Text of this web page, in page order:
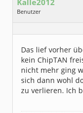
Kalle2012
Benutzer
Homepage:
ksit.de
Dabei seit:
11 / 2012
Das lief vorher
kein ChipTAN
nicht mehr ging
sich dann wohl
zu verlieren. Ich